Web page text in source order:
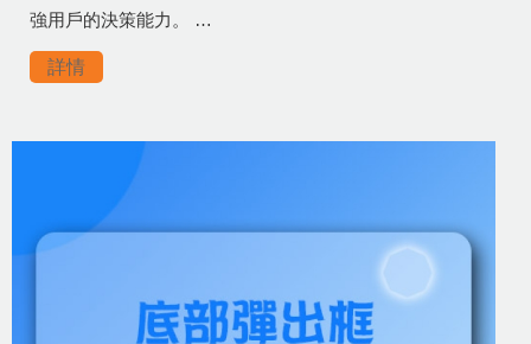
強用戶的決策能力。 …
詳情